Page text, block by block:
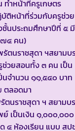
ทำหน้าที่ครูเกษตร
ติหน้าที่ร่วมกับครูช่วย
ชั้นประถมศึกษาปีที่ ๕ มี
๔ คน)
ตนราชสุดา ฯสยามบ
ช่วยสอนทั้ง ๓ คน เป็น
นจำนวน ๑๑,๕๔๐ บาท
ตลอดมา
ตนราชสุดา ฯ สยามบ
ย์ เป็นเงิน ๑,๐๐๐,๐๐๐
๔ ห้องเรียน แบบ สป